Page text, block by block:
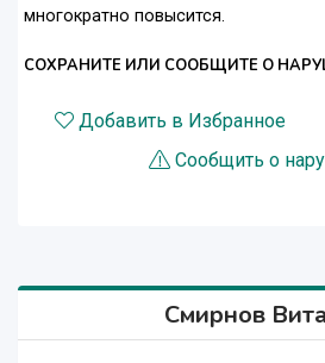
многократно повысится.
СОХРАНИТЕ ИЛИ СООБЩИТЕ О
Добавить в Избранное
Сообщить о
Cмирнов